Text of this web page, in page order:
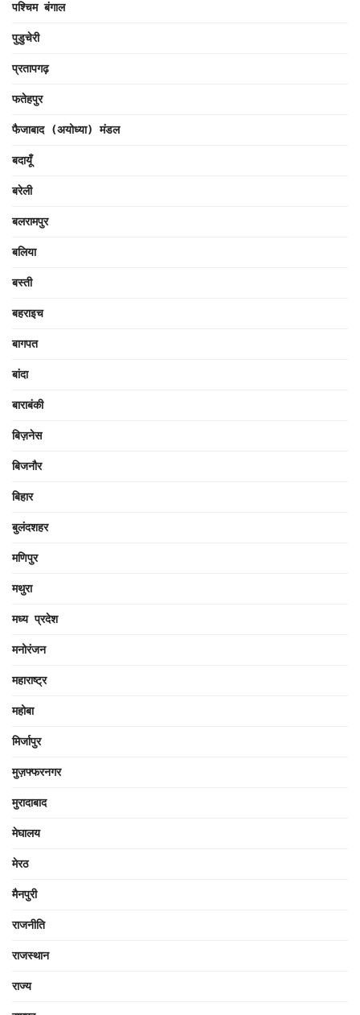
पश्चिम बंगाल
पुडुचेरी
प्रतापगढ़
फतेहपुर
फैजाबाद (अयोध्या) मंडल
बदायूँ
बरेली
बलरामपुर
बलिया
बस्ती
बहराइच
बागपत
बांदा
बाराबंकी
बिज़नेस
बिजनौर
बिहार
बुलंदशहर
मणिपुर
मथुरा
मध्य प्रदेश
मनोरंजन
महाराष्ट्र
महोबा
मिर्जापुर
मुज़फ्फरनगर
मुरादाबाद
मेघालय
मेरठ
मैनपुरी
राजनीति
राजस्थान
राज्य